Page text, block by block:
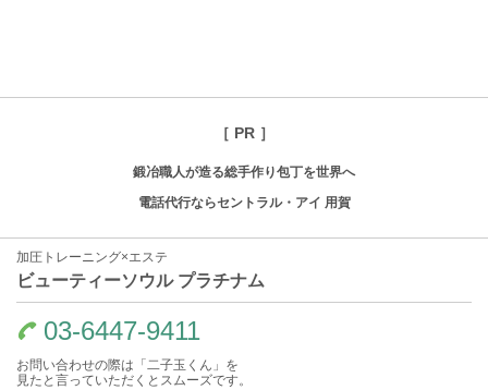
［ PR ］
鍛冶職人が造る総手作り包丁を世界へ
電話代行ならセントラル・アイ 用賀
加圧トレーニング×エステ
ビューティーソウル プラチナム
03-6447-9411
お問い合わせの際は「二子玉くん」を
見たと言っていただくとスムーズです。